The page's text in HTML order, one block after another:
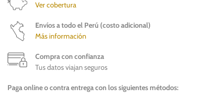
Ver cobertura
Envíos a todo el Perú (costo adicional)
Más información
Compra con confianza
Tus datos viajan seguros
Paga online o contra entrega con los siguientes métodos: